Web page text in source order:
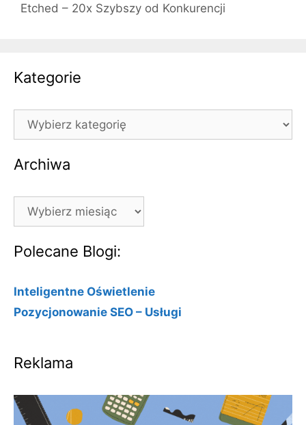
Etched – 20x Szybszy od Konkurencji
Kategorie
Kategorie
Archiwa
Archiwa
Polecane Blogi:
Inteligentne Oświetlenie
Pozycjonowanie SEO – Usługi
Reklama